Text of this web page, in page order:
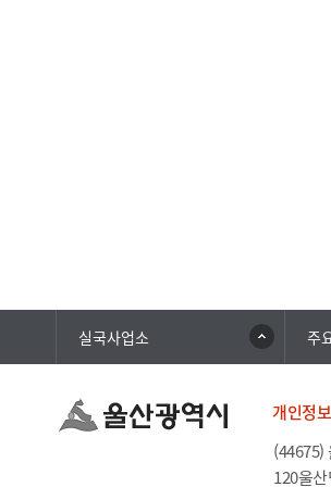
실국사업소 주
개인정
(44675)
120울